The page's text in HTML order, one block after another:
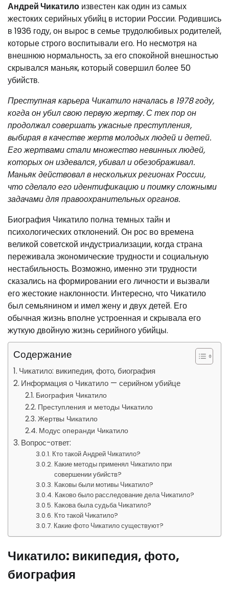
Андрей Чикатило известен как один из самых
жестоких серийных убийц в истории России. Родившись
в 1936 году, он вырос в семье трудолюбивых родителей,
которые строго воспитывали его. Но несмотря на
внешнюю нормальность, за его спокойной внешностью
скрывался маньяк, который совершил более 50
убийств.
Преступная карьера Чикатило началась в 1978 году,
когда он убил свою первую жертву. С тех пор он
продолжал совершать ужасные преступления,
выбирая в качестве жертв молодых людей и детей.
Его жертвами стали множество невинных людей,
которых он издевался, убивал и обезображивал.
Маньяк действовал в нескольких регионах России,
что сделало его идентификацию и поимку сложными
задачами для правоохранительных органов.
Биография Чикатило полна темных тайн и
психологических отклонений. Он рос во времена
великой советской индустриализации, когда страна
переживала экономические трудности и социальную
нестабильность. Возможно, именно эти трудности
сказались на формировании его личности и вызвали
его жестокие наклонности. Интересно, что Чикатило
был семьянином и имел жену и двух детей. Его
обычная жизнь вполне устроенная и скрывала его
жуткую двойную жизнь серийного убийцы.
Содержание
Чикатило: википедия, фото, биография
Информация о Чикатило — серийном убийце
Биография Чикатило
Преступления и методы Чикатило
Жертвы Чикатило
Модус операнди Чикатило
Вопрос-ответ:
Кто такой Андрей Чикатило?
Какие методы применял Чикатило при
совершении убийств?
Каковы были мотивы Чикатило?
Каково было расследование дела Чикатило?
Какова была судьба Чикатило?
Кто такой Чикатило?
Какие фото Чикатило существуют?
Чикатило: википедия, фото,
биография